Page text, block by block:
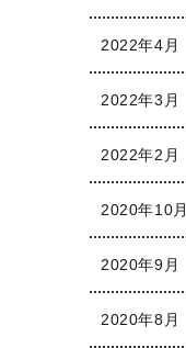
2022年4月
2022年3月
2022年2月
2020年10月
2020年9月
2020年8月